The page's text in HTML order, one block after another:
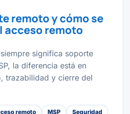
remoto y cómo se
acceso remoto
significa soporte
la diferencia está en
trazabilidad y cierre del
remoto MSP
Seguridad